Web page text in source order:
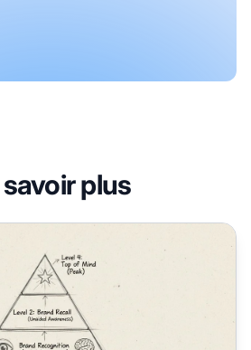
plus
de marque ?